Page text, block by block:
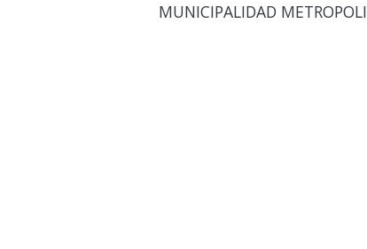
MUNICIPALIDAD